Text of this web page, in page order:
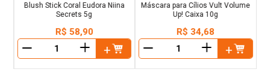
Blush Stick Coral Eudora Niina
Secrets 5g
R$ 58,90
＋
Máscara para Cílios Vult Volume
Up! Caixa 10g
R$ 34,68
＋